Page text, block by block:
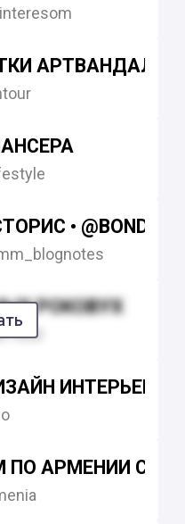
АРТВАНДАЛА
•
РОКОВУХ
ИНТЕРЬЕРА
АРМЕНИИ С